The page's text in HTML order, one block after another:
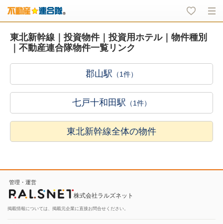
東北新幹線｜投資物件｜投資用ホテル｜物件種別
｜不動産連合隊物件一覧リンク
郡山駅 （1件）
七戸十和田駅 （1件）
東北新幹線全体の物件
管理・運営
株式会社ラルズネット
掲載情報については、掲載元企業に直接お問合せください。